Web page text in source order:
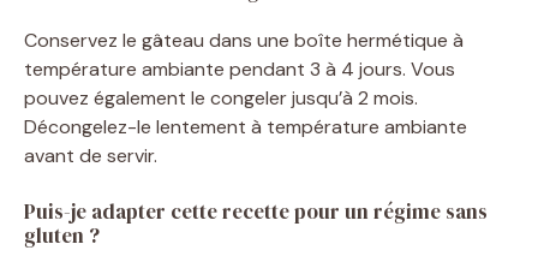
Conservez le gâteau dans une boîte hermétique à
température ambiante pendant 3 à 4 jours. Vous
pouvez également le congeler jusqu’à 2 mois.
Décongelez-le lentement à température ambiante
avant de servir.
Puis-je adapter cette recette pour un régime sans
gluten ?